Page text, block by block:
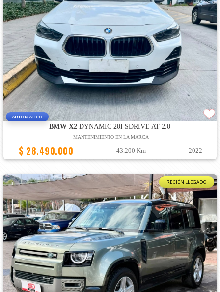
AUTOMATICO
BMW X2 DYNAMIC 20I SDRIVE AT 2.0
MANTENIMIENTO EN LA MARCA
$ 28.490.000 43.200 Km 2022
RECIÉN LLEGADO